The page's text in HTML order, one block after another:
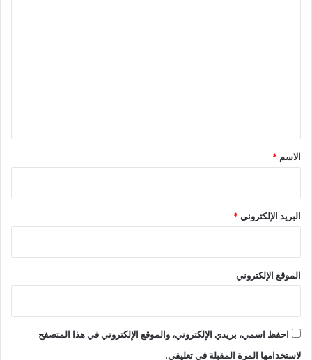
*
الاسم *
البريد الإلكتروني*
الموقع الإلكتروني
احفظ اسمي، بريدي الإلكتروني، والموقع الإلكتروني في هذا المتصفح
لاستخدامها المرة المقبلة في تعليقي.